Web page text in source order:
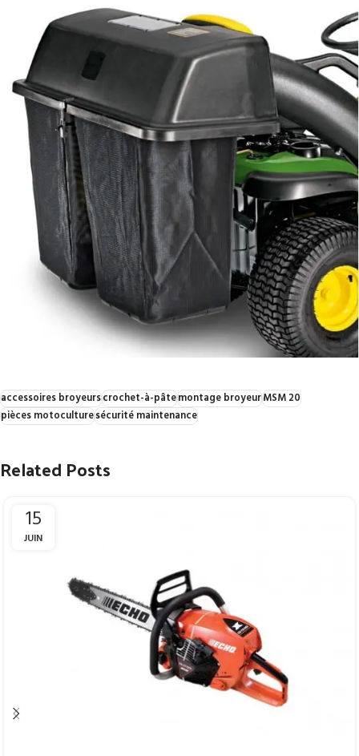
accessoires broyeurscrochet-à-pâtemontage broyeurMSM 20
pièces motoculturesécurité maintenance
Related Posts
15
JUIN